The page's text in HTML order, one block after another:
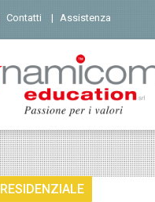
Contatti Assistenza
RESIDENZIALE